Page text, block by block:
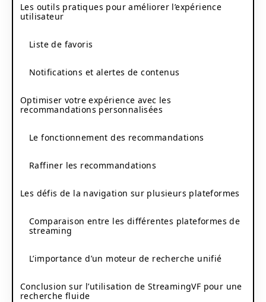
Les outils pratiques pour améliorer l’expérience
utilisateur
Liste de favoris
Notifications et alertes de contenus
Optimiser votre expérience avec les
recommandations personnalisées
Le fonctionnement des recommandations
Raffiner les recommandations
Les défis de la navigation sur plusieurs plateformes
Comparaison entre les différentes plateformes de
streaming
L’importance d’un moteur de recherche unifié
Conclusion sur l’utilisation de StreamingVF pour une
recherche fluide